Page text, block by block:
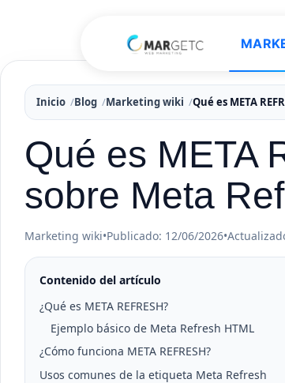
Inicio Blog Marketing wiki Qué es META
Qué es META
sobre Meta
Marketing wiki•Publicado: 12/06/2026•
Contenido del artículo
¿Qué es META REFRESH?
Ejemplo básico de Meta Refresh HTML
¿Cómo funciona META REFRESH?
Usos comunes de la etiqueta Meta Refresh